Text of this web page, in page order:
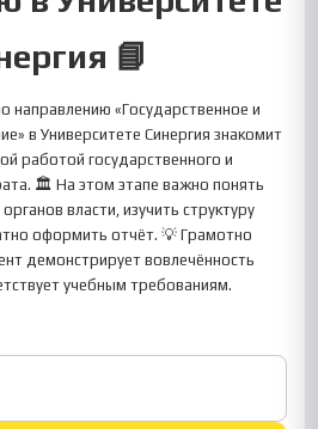
📘
направлению «Государственное и
в Университете Синергия знакомит
работой государственного и
🏛️ На этом этапе важно понять
власти, изучить структуру
оформить отчёт. 💡 Грамотно
демонстрирует вовлечённость
учебным требованиям.